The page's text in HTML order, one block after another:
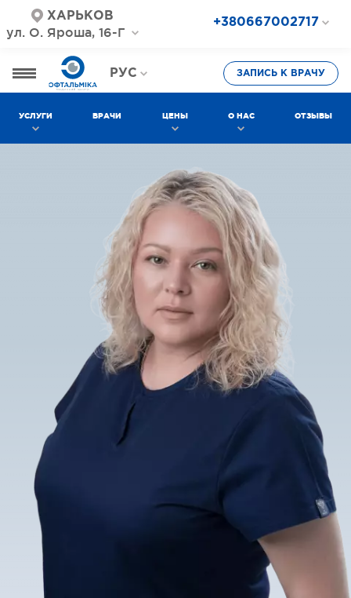
ХАРЬКОВ
ул. О. Яроша, 16-Г
+380667002717
+380577002717
РУС
УКР
ЗАПИСЬ К ВРАЧУ
УСЛУГИ ВРАЧИ ЦЕНЫ О НАС ОТЗЫВЫ